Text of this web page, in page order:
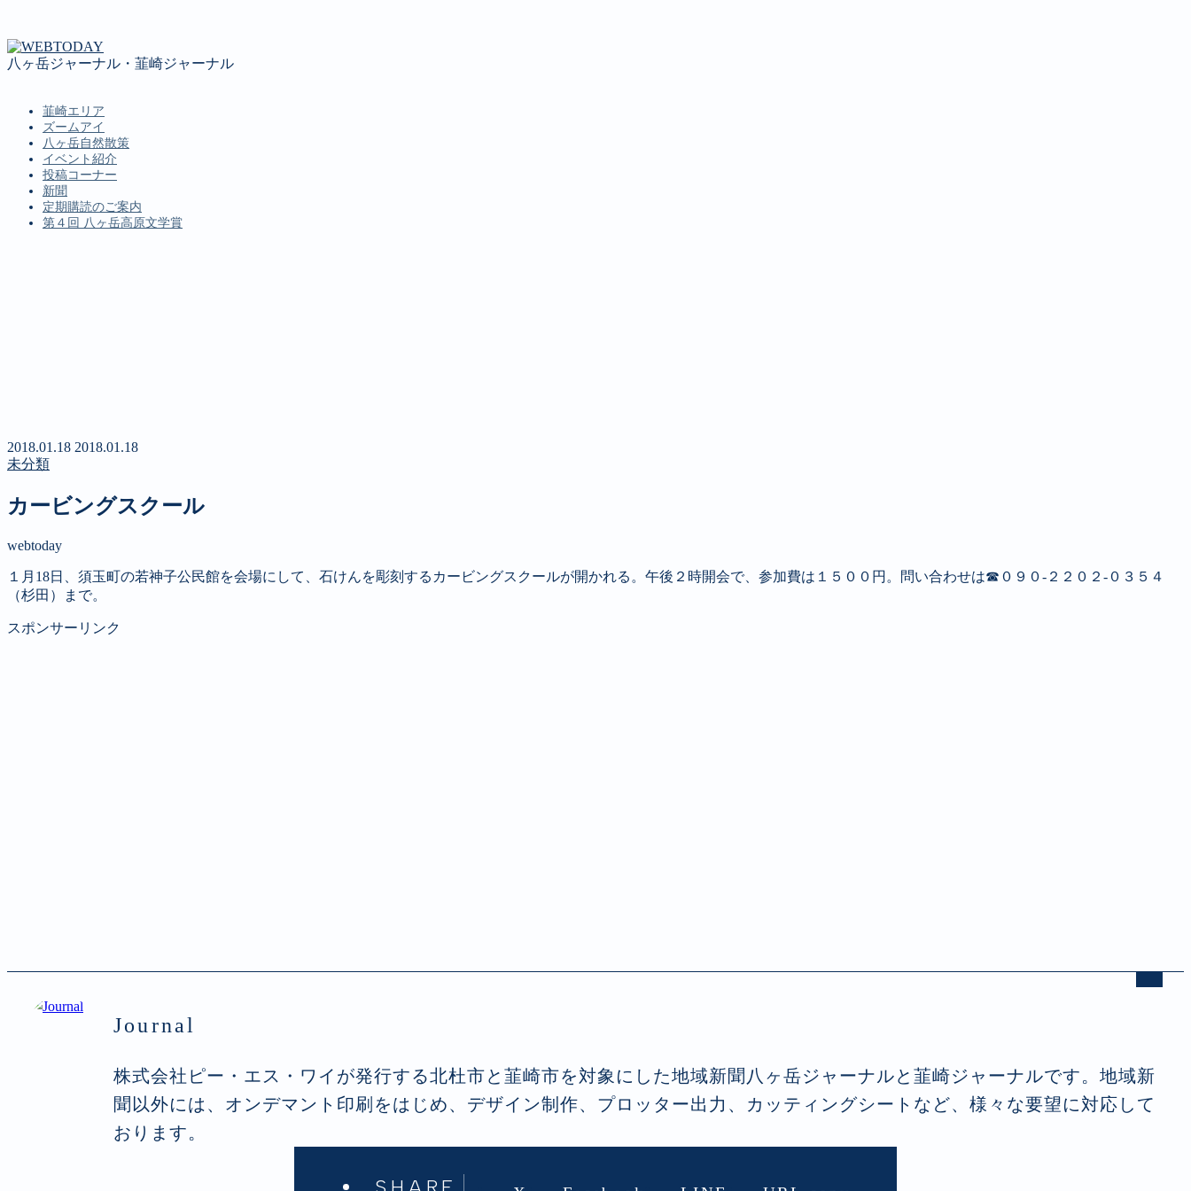
八ヶ岳ジャーナル・韮崎ジャーナル
韮崎エリア
ズームアイ
八ヶ岳自然散策
イベント紹介
投稿コーナー
新聞
定期購読のご案内
第４回 八ヶ岳高原文学賞
2018.01.18 2018.01.18
未分類
カービングスクール
webtoday
１月18日、須玉町の若神子公民館を会場にして、石けんを彫刻するカービングスクールが開かれる。午後２時開会で、参加費は１５００円。問い合わせは☎０９０‐２２０２‐０３５４
（杉田）まで。
スポンサーリンク
Journal
株式会社ピー・エス・ワイが発行する北杜市と韮崎市を対象にした地域新聞八ヶ岳ジャーナルと韮崎ジャーナルです。地域新
聞以外には、オンデマント印刷をはじめ、デザイン制作、プロッター出力、カッティングシートなど、様々な要望に対応して
おります。